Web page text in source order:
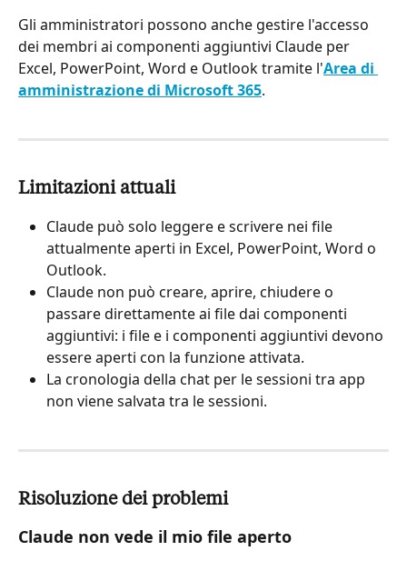
Gli amministratori possono anche gestire l'accesso
dei membri ai componenti aggiuntivi Claude per
Excel, PowerPoint, Word e Outlook tramite l'Area di
amministrazione di Microsoft 365.
Limitazioni attuali
Claude può solo leggere e scrivere nei file
attualmente aperti in Excel, PowerPoint, Word o
Outlook.
Claude non può creare, aprire, chiudere o
passare direttamente ai file dai componenti
aggiuntivi: i file e i componenti aggiuntivi devono
essere aperti con la funzione attivata.
La cronologia della chat per le sessioni tra app
non viene salvata tra le sessioni.
Risoluzione dei problemi
Claude non vede il mio file aperto